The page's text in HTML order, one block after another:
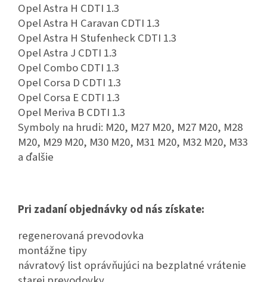
Opel Astra H CDTI 1.3
Opel Astra H Caravan CDTI 1.3
Opel Astra H Stufenheck CDTI 1.3
Opel Astra J CDTI 1.3
Opel Combo CDTI 1.3
Opel Corsa D CDTI 1.3
Opel Corsa E CDTI 1.3
Opel Meriva B CDTI 1.3
Symboly na hrudi: M20, M27 M20, M27 M20, M28
M20, M29 M20, M30 M20, M31 M20, M32 M20, M33
a ďalšie
Pri zadaní objednávky od nás získate:
regenerovaná prevodovka
montážne tipy
návratový list oprávňujúci na bezplatné vrátenie